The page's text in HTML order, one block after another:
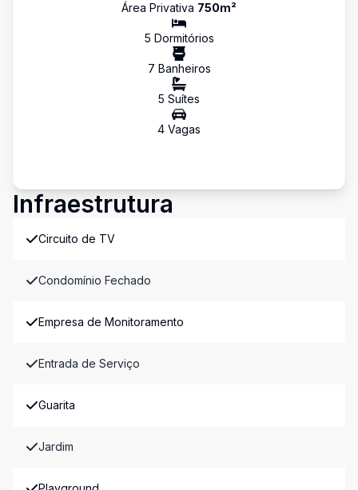
Área Privativa 750m²
5 Dormitórios
7 Banheiros
5 Suítes
4 Vagas
Infraestrutura
Circuito de TV
Condomínio Fechado
Empresa de Monitoramento
Entrada de Serviço
Guarita
Jardim